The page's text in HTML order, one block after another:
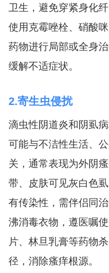
卫生，避免穿紧身化
使用克霉唑栓、硝酸
药物进行局部或全身
缓解不适症状。
2.寄生虫侵扰
滴虫性阴道炎和阴虱
可能与不洁性生活、
关，通常表现为外阴
带、皮肤可见灰白色
有传染性，需伴侣同
沸消毒衣物，遵医嘱
片、林旦乳膏等药物
径，消除瘙痒根源。